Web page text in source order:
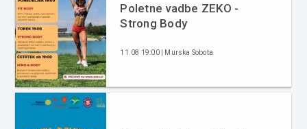
Poletne vadbe ZEKO -
Strong Body
11.08 19:00 | Murska Sobota